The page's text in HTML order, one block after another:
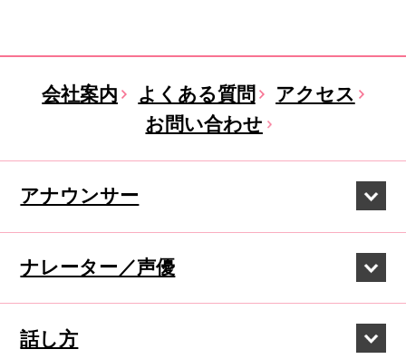
会社案内 よくある質問
アクセス
お問い合わせ
アナウンサー
ナレーター／声優
話し方